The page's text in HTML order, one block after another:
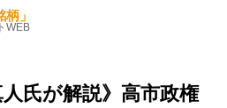
」
WEB
人氏が解説》高市政権